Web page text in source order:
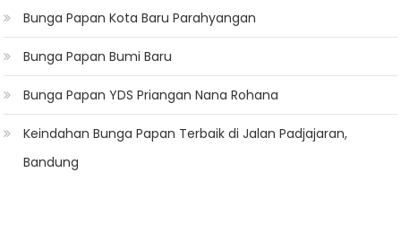
Bunga Papan Kota Baru Parahyangan
Bunga Papan Bumi Baru
Bunga Papan YDS Priangan Nana Rohana
Keindahan Bunga Papan Terbaik di Jalan Padjajaran,
Bandung